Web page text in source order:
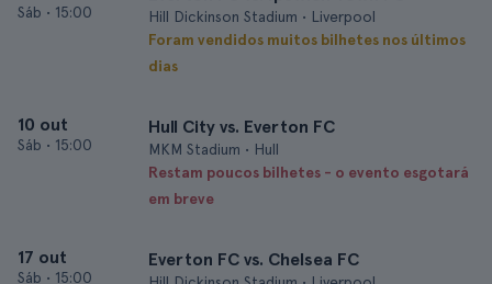
Sáb • 15:00
Hill Dickinson Stadium • Liverpool
Foram vendidos muitos bilhetes nos últimos
dias
10 out
Sáb • 15:00
Hull City vs. Everton FC
MKM Stadium • Hull
Restam poucos bilhetes - o evento esgotará
em breve
17 out
Sáb • 15:00
Everton FC vs. Chelsea FC